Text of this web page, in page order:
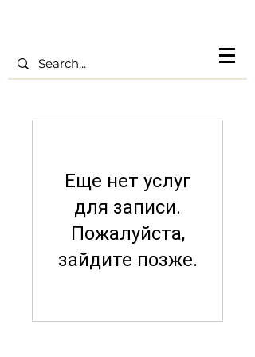
Еще нет услуг
для записи.
Пожалуйста,
зайдите позже.